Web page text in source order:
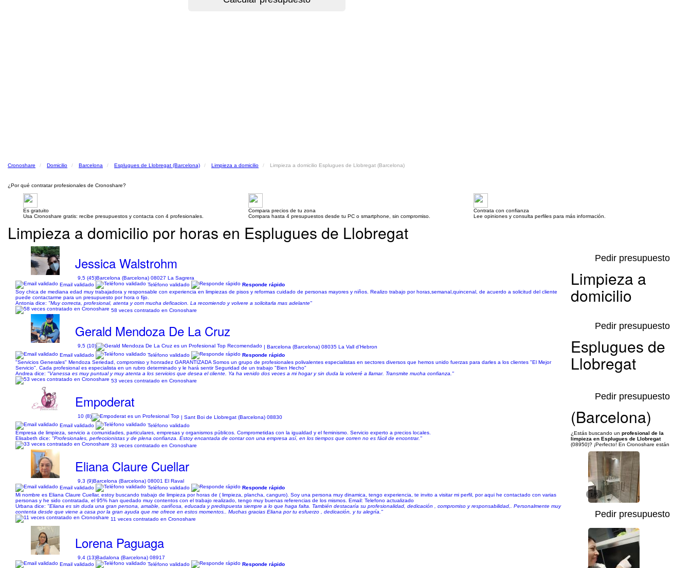
Cronoshare Domicilio Barcelona Esplugues de Llobregat (Barcelona) Limpieza a domicilio Limpieza a domicilio Esplugues de Llobregat (Barcelona)
¿Por qué contratar profesionales de Cronoshare?
Es gratuito
Usa Cronoshare gratis: recibe presupuestos y contacta con 4 profesionales.
Compara precios de tu zona
Compara hasta 4 presupuestos desde tu PC o smartphone, sin compromiso.
Contrata con confianza
Lee opiniones y consulta perfiles para más información.
Limpieza a domicilio por horas en Esplugues de Llobregat
Jessica Walstrohm
9,5 (45)Barcelona (Barcelona) 08027 La Sagrera
Email validado
Teléfono validado
Responde rápido
Soy chica de mediana edad muy trabajadora y responsable con experiencia en limpiezas de pisos y reformas cuidado de personas mayores y niños. Realizo trabajo por horas,semanal,quincenal, de acuerdo a solicitud del cliente
puede contactarme para un presupuesto por hora o fijo.
Antonia dice: "Muy correcta, profesional, atenta y com mucha deficacion. La recomiendo y volvere a solicitarla mas adelante"
58 veces contratado en Cronoshare
Pedir presupuesto
Gerald Mendoza De La Cruz
9,5 (10)
| Barcelona (Barcelona) 08035 La Vall d’Hebron
Email validado
Teléfono validado
Responde rápido
"Servicios Generales" Mendoza Seriedad, compromiso y honradez GARANTIZADA Somos un grupo de profesionales polivalentes especialistas en sectores diversos que hemos unido fuerzas para darles a los clientes "El Mejor
Servicio". Cada profesional es especialista en un rubro determinado y le hará sentir Seguridad de un trabajo "Bien Hecho"
Andrea dice: "Vanessa es muy puntual y muy atenta a los servicios que desea el cliente. Ya ha venido dos veces a mi hogar y sin duda la volveré a llamar. Transmite mucha confianza."
53 veces contratado en Cronoshare
Pedir presupuesto
Empoderat
10 (8)
| Sant Boi de Llobregat (Barcelona) 08830
Email validado
Teléfono validado
Empresa de limpieza, servicio a comunidades, particulares, empresas y organismos públicos. Comprometidas con la igualdad y el feminismo. Servicio experto a precios locales.
Elisabeth dice: "Profesionales, perfeccionistas y de plena confianza. Estoy encantada de contar con una empresa así, en los tiempos que corren no es fácil de encontrar."
33 veces contratado en Cronoshare
Pedir presupuesto
Eliana Claure Cuellar
9,3 (9)Barcelona (Barcelona) 08001 El Raval
Email validado
Teléfono validado
Responde rápido
Mi nombre es Eliana Claure Cuellar, estoy buscando trabajo de limpieza por horas de ( limpieza, plancha, canguro). Soy una persona muy dinamica, tengo experiencia, te invito a visitar mi perfil, por aqui he contactado con varias
personas y he sido contratada, el 95% han quedado muy contentos con el trabajo realizado, tengo muy buenas referencias de los mismos. Email: Telefono actualizado
Urbana dice: "Eliana es sin duda una gran persona, amable, cariñosa, educada y predispuesta siempre a lo que haga falta. También destacaría su profesionalidad, dedicación , compromiso y responsabilidad,. Personalmente muy
contenta desde que viene a casa por la gran ayuda que me ofrece en estos momentos.. Muchas gracias Eliana por tu esfuerzo , dedicación, y tu alegría."
11 veces contratado en Cronoshare
1/8
Pedir presupuesto
Lorena Paguaga
9,4 (13)Badalona (Barcelona) 08917
Email validado
Teléfono validado
Responde rápido
Limpieza a
domicilio
Esplugues de
Llobregat
(Barcelona)
¿Estás buscando un profesional de la
limpieza en Esplugues de Llobregat
(08950)? ¡Perfecto! En Cronoshare están